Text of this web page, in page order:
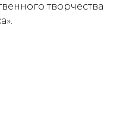
творчества